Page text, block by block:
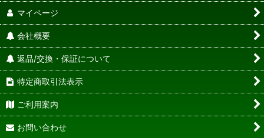
マイページ
会社概要
返品/交換・保証について
特定商取引法表示
ご利用案内
お問い合わせ